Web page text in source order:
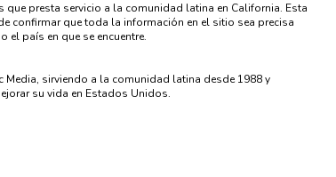
presta servicio a la comunidad latina en California. Esta
confirmar que toda la información en el sitio sea precisa
el país en que se encuentre.
Media, sirviendo a la comunidad latina desde 1988 y
su vida en Estados Unidos.